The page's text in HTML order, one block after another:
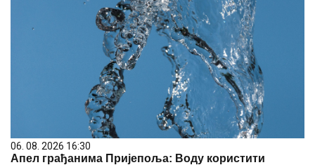
06. 08. 2026 16:30
Апел грађанима Пријепоља: Воду користити